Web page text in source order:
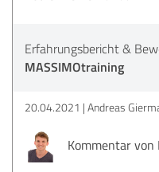
Erfahrungsbericht &
MASSIMOtraining
20.04.2021 Andreas
Kommentar von